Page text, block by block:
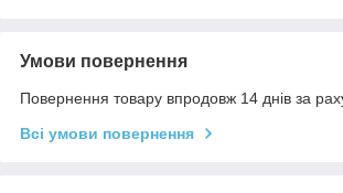
Умови повернення
Повернення товару впродовж 14 днів за
Всі умови повернення